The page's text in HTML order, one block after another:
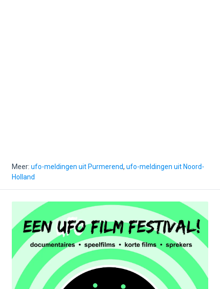
Meer: ufo-meldingen uit Purmerend, ufo-meldingen uit Noord-
Holland